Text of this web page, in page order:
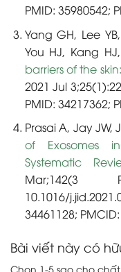
PMID: 35980542;
Yang GH, Lee
You HJ, Kang
barriers of the
2021 Jul
PMID: 34217362;
Prasai A, Jay JW,
of Exosomes
Systematic
Mar;142(3
10.1016/
34461128;
Bài viết này có
Chọn 1-5 sao cho